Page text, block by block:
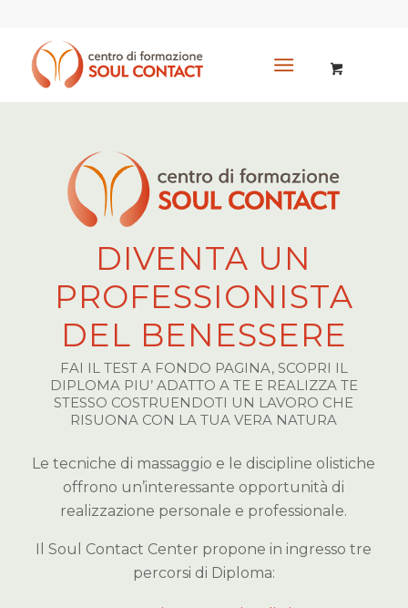
DIVENTA UN
PROFESSIONISTA
DEL BENESSERE
FAI IL TEST A FONDO PAGINA, SCOPRI IL
DIPLOMA PIU’ ADATTO A TE E REALIZZA TE
STESSO COSTRUENDOTI UN LAVORO CHE
RISUONA CON LA TUA VERA NATURA
Le tecniche di massaggio e le discipline olistiche
offrono un’interessante opportunità di
realizzazione personale e professionale.
Il Soul Contact Center propone in ingresso tre
percorsi di Diploma: